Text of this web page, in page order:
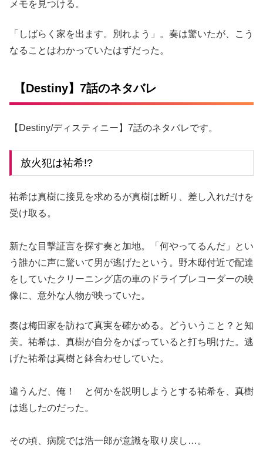
メモを見つける。
「しばらく家を出ます。別れよう」。奏は驚いたが、こう
なることはわかっていたはずだった。
【Destiny】7話のネタバレ
【Destiny/ディスティニー】7話のネタバレです。
放火犯は祐希!?
祐希は真樹に接見を求めるが真樹は断り、差し入れだけを
受け取る。
新たな目撃証言を探す奏と加地。「何やってるんだ」とい
う誰かに声に驚いて男が逃げたという。野木邸付近で配達
をしていたクリーニング店の車のドライブレコーダーの映
像に、意外な人物が映っていた。
奏は梅田家を訪ねて真実を確かめる。どういうこと？と知
美。祐希は、真樹が自分をかばっていると打ち明けた。逃
げた祐希は真樹と鉢合わせしていた。
違うんだ、俺！ と何かを説明しようとする祐希を、真樹
は逃したのだった。
その頃、病院では浩一郎が意識を取り戻し…。